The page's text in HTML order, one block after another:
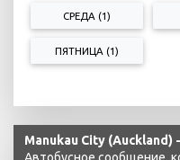
СРЕДА (1)
ПЯТНИЦА (1)
Manukau City